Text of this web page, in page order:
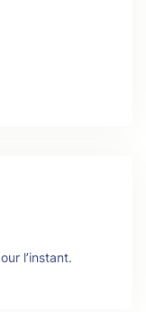
l’instant.